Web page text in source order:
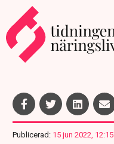
Publicerad: 15 jun 2022, 12:15